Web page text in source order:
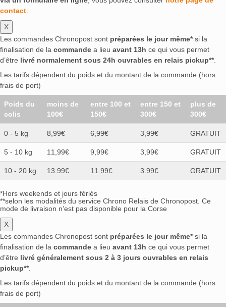
contact
X
Les commandes Chronopost sont préparées le jour même*si la
finalisation de la commande a lieu avant 13h ce qui vous permet
d’être livré normalement sous 24h ouvrables en relais pickup**.
Les tarifs dépendent du poids et du montant de la commande (hors
frais de port)
Poids du
colis
moins de
100€
entre 100 et
150€
entre 150 et
300€
plus de
300€
0 - 5 kg 8,99€ 6,99€ 3,99€ GRATUIT
5 - 10 kg 11,99€ 9,99€ 3,99€ GRATUIT
10 - 20 kg 13.99€ 11.99€ 3.99€ GRATUIT
*Hors weekends et jours fériés
**selon les modalités du service Chrono Relais de Chronopost. Ce
mode de livraison n’est pas disponible pour la Corse
X
Les commandes Chronopost sont préparées le jour même*si la
finalisation de la commande a lieu avant 13h ce qui vous permet
d’être livré généralement sous 2 à 3 jours ouvrables en relais
pickup**.
Les tarifs dépendent du poids et du montant de la commande (hors
frais de port)